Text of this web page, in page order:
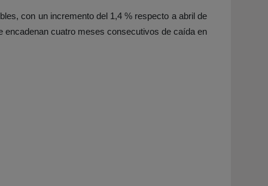
con un incremento del 1,4 % respecto a abril de
encadenan cuatro meses consecutivos de caída en